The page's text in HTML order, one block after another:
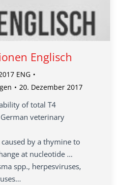
Englisch
ENG
20. Dezember 2017
of total T4
veterinary
by a thymine to
at nucleotide …
spp., herpesviruses,